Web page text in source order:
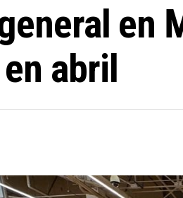
en
abril